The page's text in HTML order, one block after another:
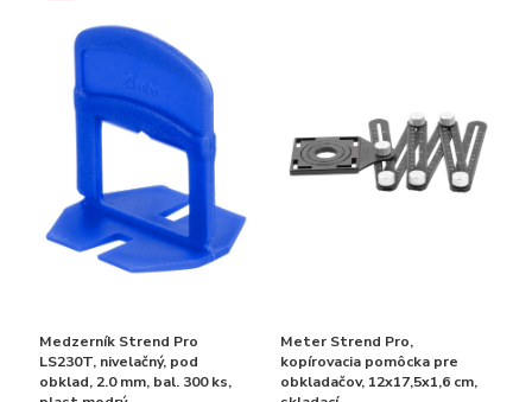
Medzerník Strend Pro
LS230T, nivelačný, pod
obklad, 2.0 mm, bal. 300 ks,
Meter Strend Pro,
kopírovacia pomôcka pre
obkladačov, 12x17,5x1,6 cm,